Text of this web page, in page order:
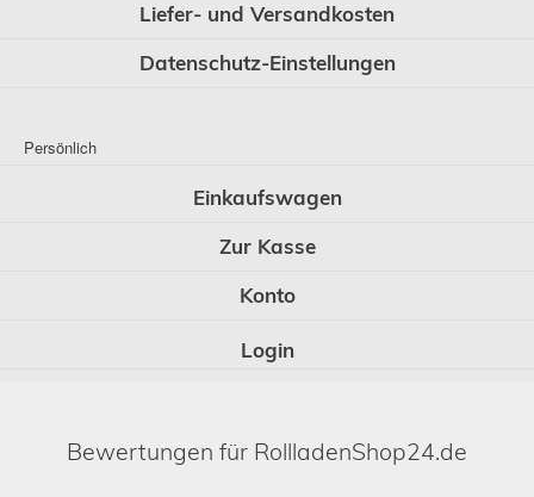
Liefer- und Versandkosten
Datenschutz-Einstellungen
Persönlich
Einkaufswagen
Zur Kasse
Konto
Login
Bewertungen für RollladenShop24.de